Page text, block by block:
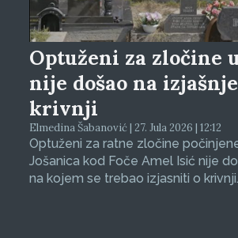
Optuženi za zločine
nije došao na
krivnji
Elmedina Šabanović | 27. Jula 2026 | 12:12
Optuženi za ratne zločine
Jošanica kod Foče Amel Isić nije
na kojem se trebao izjasniti o krivnji.